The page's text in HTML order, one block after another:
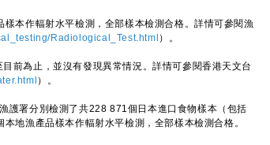
作輻射水平檢測，全部樣本檢測合格。詳情可參閱漁
Radiological_Test.html ）。
為止，並沒有發現異常情況。詳情可參閱香港天文台
）。
署分別檢測了共228 871個日本進口食物樣本（包括
地漁產品樣本作輻射水平檢測，全部樣本檢測合格。